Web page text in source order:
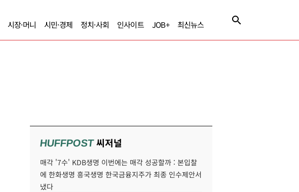
시장·머니 시민·경제 정치·사회 인사이트 JOB+ 최신뉴스
HUFFPOST씨저널
매각 '7수' KDB생명 이번에는 매각 성공할까 : 본입찰
에 한화생명 흥국생명 한국금융지주가 최종 인수제안서
냈다